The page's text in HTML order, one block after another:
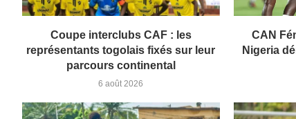
Coupe interclubs CAF : les
représentants togolais fixés sur leur
parcours continental
6 août 2026
CAN
Nigeria